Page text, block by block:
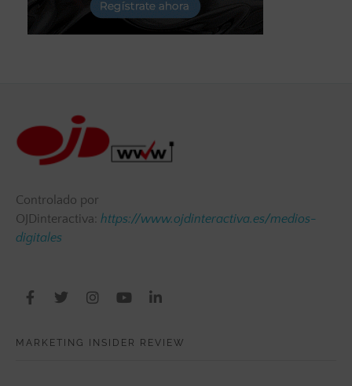
Controlado por
OJDinteractiva: https://www.ojdinteractiva.es/medios-
digitales
MARKETING INSIDER REVIEW